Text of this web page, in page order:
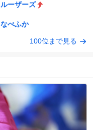
ルーザーズ
なべふか
100位まで見る